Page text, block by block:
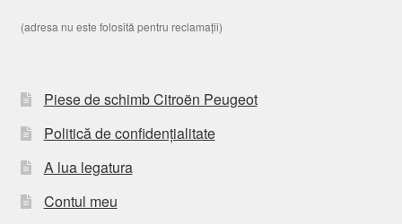
(adresa nu este folosită pentru reclamații)
Piese de schimb Citroën Peugeot
Politică de confidențialitate
A lua legatura
Contul meu